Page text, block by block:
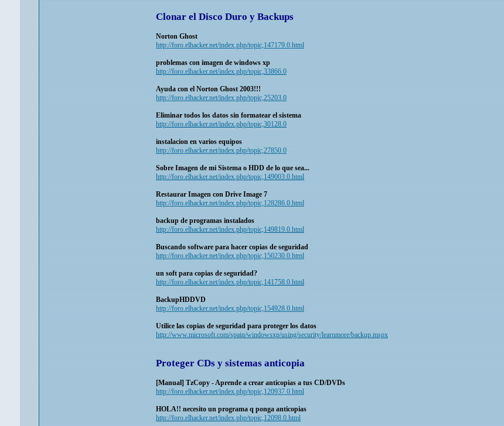
Clonar el Disco Duro y Backups
Norton Ghost
http://foro.elhacker.net/index.php/topic,147179.0.html
problemas con imagen de windows xp
http://foro.elhacker.net/index.php/topic,33866.0
Ayuda con el Norton Ghost 2003!!!
http://foro.elhacker.net/index.php/topic,25203.0
Eliminar todos los datos sin formatear el sistema
http://foro.elhacker.net/index.php/topic,30128.0
instalacion en varios equipos
http://foro.elhacker.net/index.php/topic,27850.0
Sobre Imagen de mi Sistema o HDD de lo que sea...
http://foro.elhacker.net/index.php/topic,149003.0.html
Restaurar Imagen con Drive Image 7
http://foro.elhacker.net/index.php/topic,128286.0.html
backup de programas instalados
http://foro.elhacker.net/index.php/topic,149819.0.html
Buscando software para hacer copias de seguridad
http://foro.elhacker.net/index.php/topic,150230.0.html
un soft para copias de seguridad?
http://foro.elhacker.net/index.php/topic,141758.0.html
BackupHDDVD
http://foro.elhacker.net/index.php/topic,154928.0.html
Utilice las copias de seguridad para proteger los datos
http://www.microsoft.com/spain/windowsxp/using/security/learnmore/backup.mspx
Proteger CDs y sistemas anticopia
[Manual] TzCopy - Aprende a crear anticopias a tus CD/DVDs
http://foro.elhacker.net/index.php/topic,120937.0.html
HOLA!! necesito un programa q ponga anticopias
http://foro.elhacker.net/index.php/topic,12098.0.html